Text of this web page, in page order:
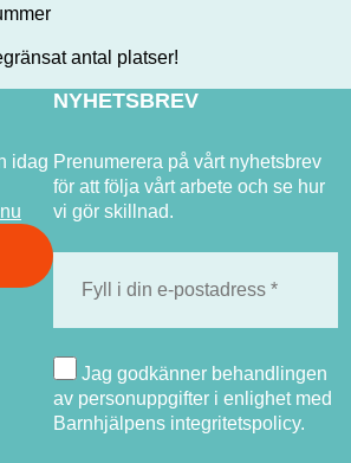
antal platser!
idag
NYHETSBREV
Prenumerera på vårt nyhetsbrev
för att följa vårt arbete och se hur
vi gör skillnad.
Jag godkänner behandlingen
av personuppgifter i enlighet med
Barnhjälpens integritetspolicy.